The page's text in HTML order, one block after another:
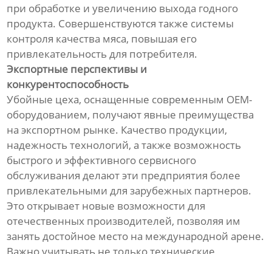
при обработке и увеличению выхода годного
продукта. Совершенствуются также системы
контроля качества мяса, повышая его
привлекательность для потребителя.
Экспортные перспективы и
конкурентоспособность
Убойные цеха, оснащенные современным OEM-
оборудованием, получают явные преимущества
на экспортном рынке. Качество продукции,
надежность технологий, а также возможность
быстрого и эффективного сервисного
обслуживания делают эти предприятия более
привлекательными для зарубежных партнеров.
Это открывает новые возможности для
отечественных производителей, позволяя им
занять достойное место на международной арене.